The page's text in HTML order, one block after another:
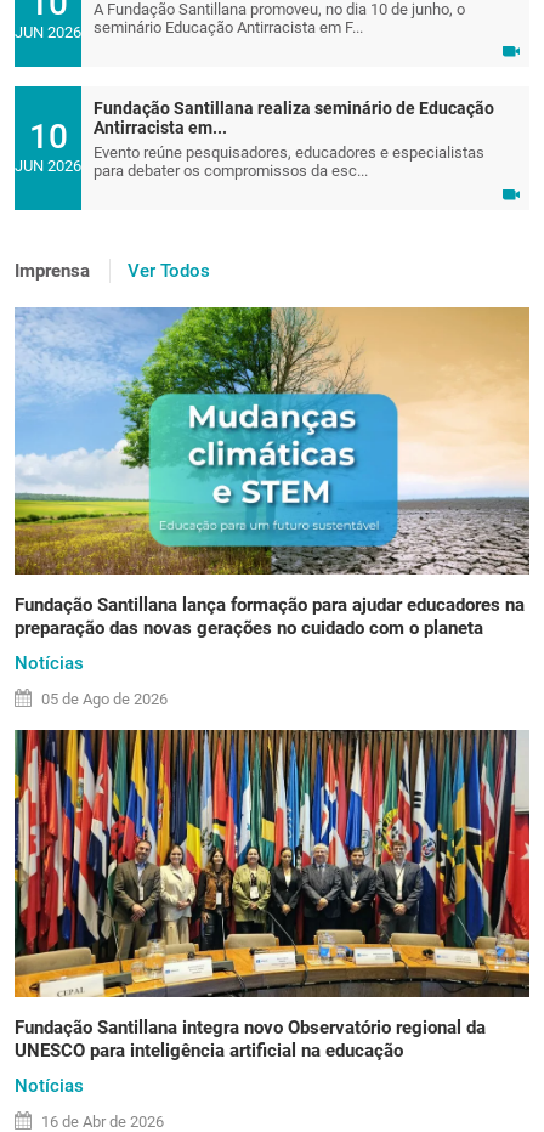
JUN 2026
A Fundação Santillana promoveu, no dia 10 de junho, o
seminário Educação Antirracista em F...
10
JUN 2026
Fundação Santillana realiza seminário de Educação
Antirracista em...
Evento reúne pesquisadores, educadores e especialistas
para debater os compromissos da esc...
Imprensa Ver Todos
Fundação Santillana lança formação para ajudar educadores na
preparação das novas gerações no cuidado com o planeta
Notícias
05 de Ago de 2026
Fundação Santillana integra novo Observatório regional da
UNESCO para inteligência artificial na educação
Notícias
16 de Abr de 2026